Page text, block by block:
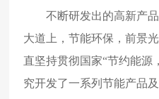
不断研发出的高新产品
大道上，节能环保，前景
直坚持贯彻国家“节约能源
究开发了一系列节能产品